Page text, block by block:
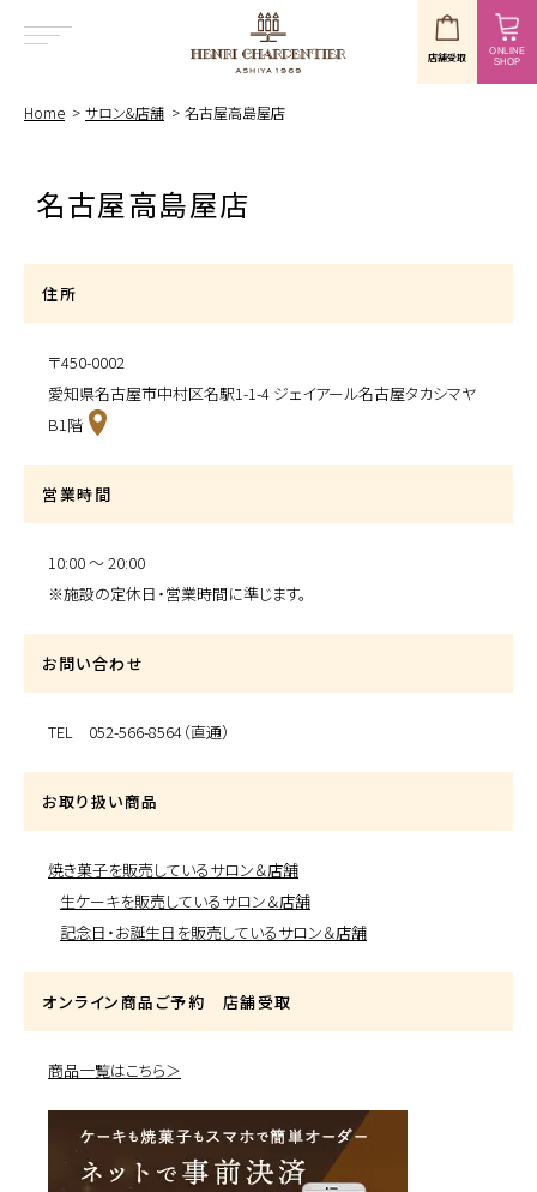
店舗受取 ONLINE
SHOP
Home サロン&店舗 名古屋高島屋店
名古屋高島屋店
住所
〒450-0002
愛知県名古屋市中村区名駅1-1-4 ジェイアール名古屋タカシマヤ
B1階
営業時間
10:00 〜 20:00
※施設の定休日・営業時間に準じます。
お問い合わせ
TEL 052-566-8564（直通）
お取り扱い商品
焼き菓子を販売しているサロン＆店舗
生ケーキを販売しているサロン＆店舗
記念日・お誕生日を販売しているサロン＆店舗
オンライン商品ご予約 店舗受取
商品一覧はこちら＞